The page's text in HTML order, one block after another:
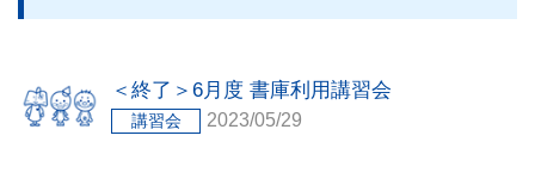
＜終了＞6月度 書庫利用講習会
講習会 2023/05/29